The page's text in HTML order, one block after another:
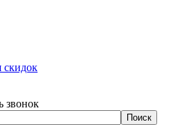
скидок
звонок